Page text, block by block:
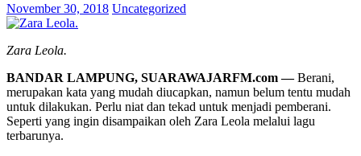
November 30, 2018 Uncategorized
Zara Leola.
BANDAR LAMPUNG, SUARAWAJARFM.com —Berani,
merupakan kata yang mudah diucapkan, namun belum tentu mudah
untuk dilakukan. Perlu niat dan tekad untuk menjadi pemberani.
Seperti yang ingin disampaikan oleh Zara Leola melalui lagu
terbarunya.